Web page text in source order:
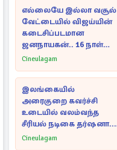
எல்லையே இல்லா வசூல்
வேட்டையில் விஜய்யின்
கடைசிப்படமான
ஜனநாயகன்.. 16 நாள்
பாக்ஸ் ஆபிஸ்
Cineulagam
இலங்கையில்
அரைகுறை கவர்ச்சி
உடையில் வலம்வந்த
சீரியல் நடிகை தர்ஷனா...
அவரே வெளியிட்ட
Cineulagam